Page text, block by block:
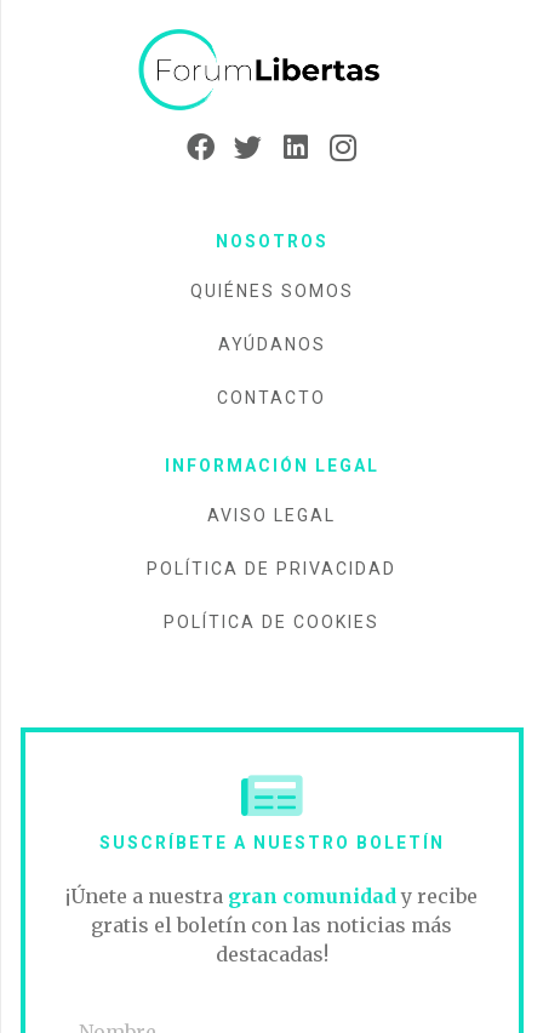
NOSOTROS
QUIÉNES SOMOS
AYÚDANOS
CONTACTO
INFORMACIÓN LEGAL
AVISO LEGAL
POLÍTICA DE PRIVACIDAD
POLÍTICA DE COOKIES
SUSCRÍBETE A NUESTRO BOLETÍN
¡Únete a nuestra gran comunidady recibe
gratis el boletín con las noticias más
destacadas!